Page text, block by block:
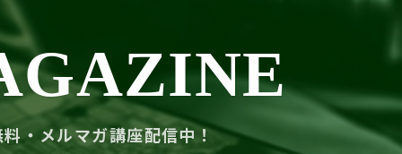
料・メルマガ講座配信中！